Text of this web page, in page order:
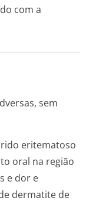
com a
sem
eritematoso
oral na região
e dor e
dermatite de